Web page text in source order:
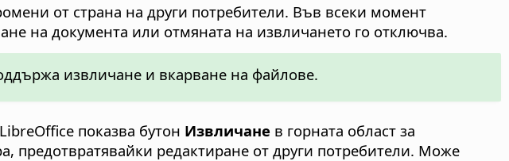
от страна на други потребители. Във всеки момент
на документа или отмяната на извличането го отключва.
извличане и вкарване на файлове.
показва бутон Извличане в горната област за
предотвратявайки редактиране от други потребители. Може